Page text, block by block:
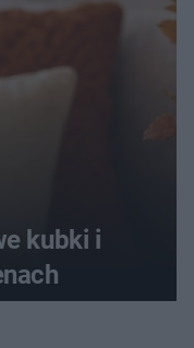
kubki i